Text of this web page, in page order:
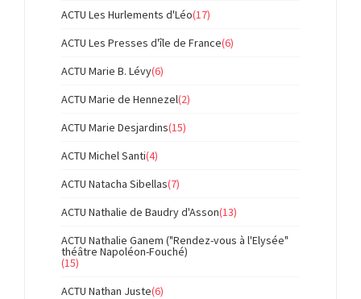
ACTU Les Hurlements d'Léo(17)
ACTU Les Presses d'île de France(6)
ACTU Marie B. Lévy(6)
ACTU Marie de Hennezel(2)
ACTU Marie Desjardins(15)
ACTU Michel Santi(4)
ACTU Natacha Sibellas(7)
ACTU Nathalie de Baudry d'Asson(13)
ACTU Nathalie Ganem ("Rendez-vous à l'Elysée"
théâtre Napoléon-Fouché)
(15)
ACTU Nathan Juste(6)